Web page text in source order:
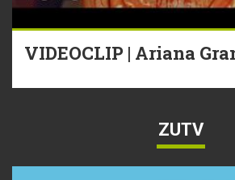
VIDEOCLIP | Ariana
ZUTV